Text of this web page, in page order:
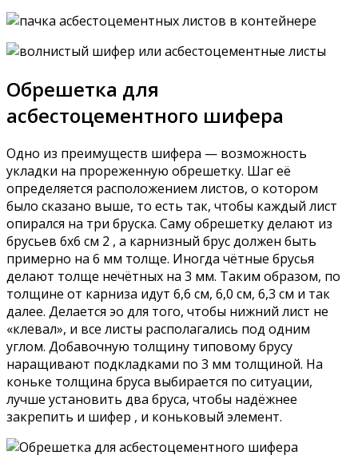
Обрешетка для
асбестоцементного шифера
Одно из преимуществ шифера — возможность
укладки на прореженную обрешетку. Шаг её
определяется расположением листов, о котором
было сказано выше, то есть так, чтобы каждый лист
опирался на три бруска. Саму обрешетку делают из
брусьев 6х6 см 2 , а карнизный брус должен быть
примерно на 6 мм толще. Иногда чётные брусья
делают толще нечётных на 3 мм. Таким образом, по
толщине от карниза идут 6,6 см, 6,0 см, 6,3 см и так
далее. Делается эо для того, чтобы нижний лист не
«клевал», и все листы располагались под одним
углом. Добавочную толщину типовому брусу
наращивают подкладками по 3 мм толщиной. На
коньке толщина бруса выбирается по ситуации,
лучше установить два бруса, чтобы надёжнее
закрепить и шифер , и коньковый элемент.